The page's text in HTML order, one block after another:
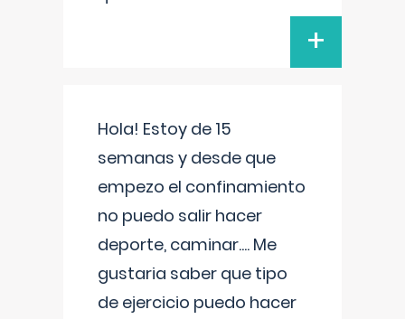
+
Hola! Estoy de 15
semanas y desde que
empezo el confinamiento
no puedo salir hacer
deporte, caminar.... Me
gustaria saber que tipo
de ejercicio puedo hacer